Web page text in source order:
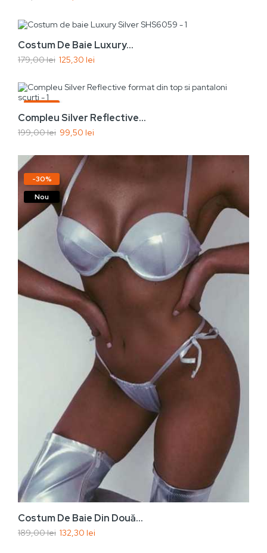
-30%
Nou
Costum De Baie Luxury...
179,00 lei 125,30 lei
Nou
Compleu Silver Reflective...
199,00 lei 99,50 lei
-30%
Nou
Costum De Baie Din Două...
189,00 lei 132,30 lei